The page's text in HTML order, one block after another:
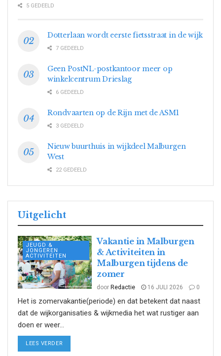
5 GEDEELD
Dotterlaan wordt eerste fietsstraat in de wijk
7 GEDEELD
Geen PostNL-postkantoor meer op
winkelcentrum Drieslag
6 GEDEELD
Rondvaarten op de Rijn met de ASM1
3 GEDEELD
Nieuw buurthuis in wijkdeel Malburgen
West
22 GEDEELD
Uitgelicht
JEUGD &
JONGEREN
ACTIVITEITEN
Vakantie in Malburgen
& Activiteiten in
Malburgen tijdens de
zomer
door Redactie 16 JULI 2026 0
Het is zomervakantie(periode) en dat betekent dat naast
dat de wijkorganisaties & wijkmedia het wat rustiger aan
doen er weer...
LEES VERDER